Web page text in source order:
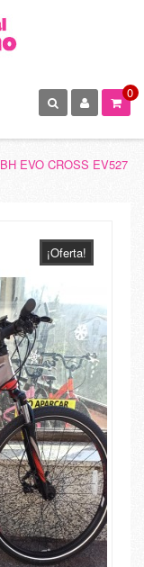
0
BH EVO CROSS EV527
¡Oferta!